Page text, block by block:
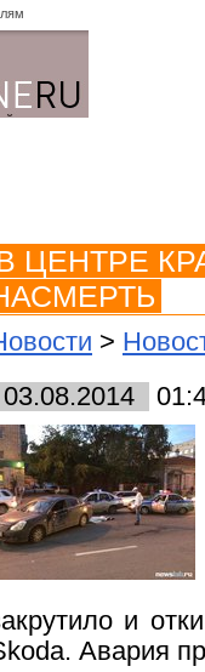
ЦЕНТРЕ
>
03.08.2014
и
Авария